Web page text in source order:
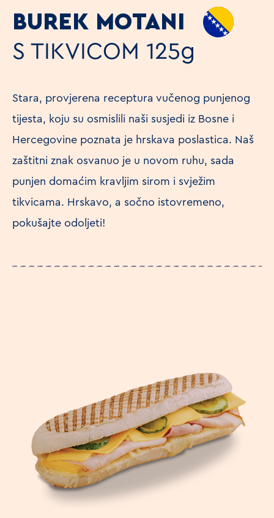
BUREK MOTANI
S TIKVICOM 125g
Stara, provjerena receptura vučenog punjenog
tijesta, koju su osmislili naši susjedi iz Bosne i
Hercegovine poznata je hrskava poslastica. Naš
zaštitni znak osvanuo je u novom ruhu, sada
punjen domaćim kravljim sirom i svježim
tikvicama. Hrskavo, a sočno istovremeno,
pokušajte odoljeti!